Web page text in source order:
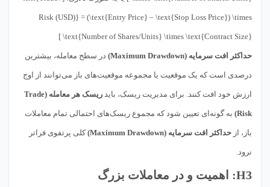
Risk (USD)} = (\text{Entry Price} – \text{Stop Loss Price}) \times
\text{Number of Shares/Units} \times \text{Contract Size} ]
حداکثر افت سرمایه (Maximum Drawdown) در سطح معامله، بیشترین
درصدی است که یک موقعیت یا مجموعه موقعیت‌های باز می‌توانند از اوج
ارزش خود افت کنند. برای مدیریت ریسک، باید ریسک هر معامله (Trade
Risk) به گونه‌ای تعیین شود که مجموع ریسک‌های احتمالی تمام معاملات
باز، از حداکثر افت سرمایه (Maximum Drawdown) کلی پرتفوی فراتر
نرود.
H3: اهمیت و در معاملات بزرگ